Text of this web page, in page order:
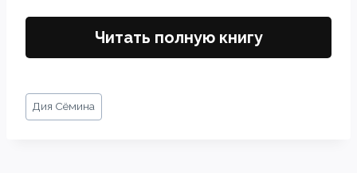
Читать полную книгу
Метки
записи:
Дия Сёмина